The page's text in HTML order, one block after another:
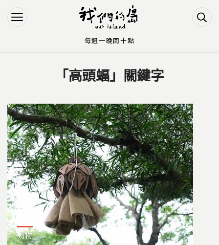
Jump to Navigation
Jump to Main content
「高頭蝠」關鍵字
動物
每週一晚間十點